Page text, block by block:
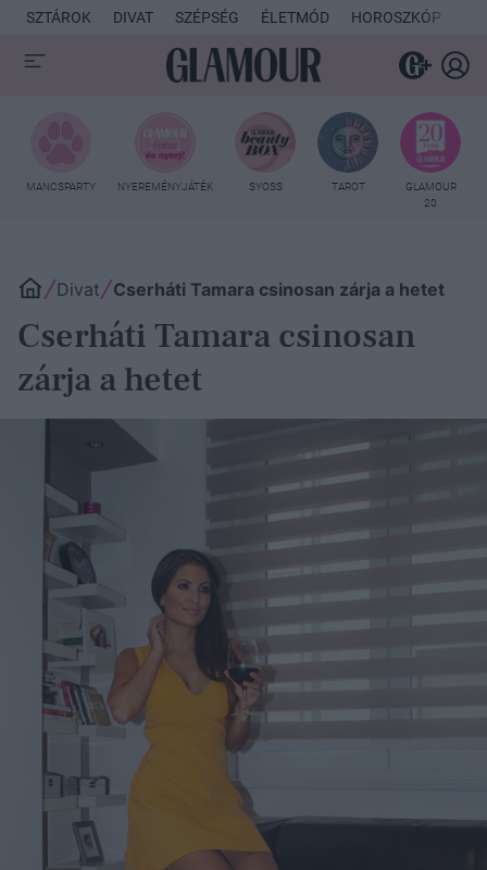
SZTÁROK DIVAT SZÉPSÉG ÉLETMÓD HOROSZKÓP
MANCSPARTY NYEREMÉNYJÁTÉK SYOSS TAROT
GLAMOUR
20
Divat Cserháti Tamara csinosan zárja a hetet
Cserháti Tamara csinosan
zárja a hetet